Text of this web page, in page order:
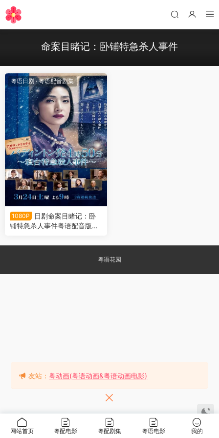
命案目睹记：卧铺特急杀人事件
粤语日剧·粤语配音剧集
1080P
日剧命案目睹记：卧
铺特急杀人事件粤语配音版全
铺特快谋杀案～粤语版
粤语花园
网站首页 粤配电影 粤配剧集 粤语电影 我的
友站：粤动画(粤语动画&粤语动画电影)